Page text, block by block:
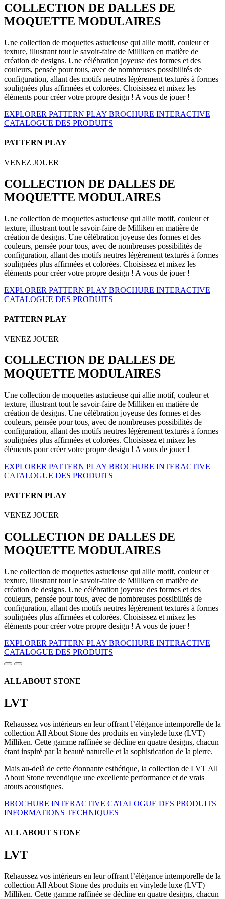
COLLECTION DE DALLES DE
MOQUETTE MODULAIRES
Une collection de moquettes astucieuse qui allie motif, couleur et
texture, illustrant tout le savoir-faire de Milliken en matière de
création de designs. Une célébration joyeuse des formes et des
couleurs, pensée pour tous, avec de nombreuses possibilités de
configuration, allant des motifs neutres légèrement texturés à formes
soulignées plus affirmées et colorées. Choisissez et mixez les
éléments pour créer votre propre design ! A vous de jouer !
EXPLORER PATTERN PLAY BROCHURE INTERACTIVE
CATALOGUE DES PRODUITS
PATTERN PLAY
VENEZ JOUER
COLLECTION DE DALLES DE
MOQUETTE MODULAIRES
Une collection de moquettes astucieuse qui allie motif, couleur et
texture, illustrant tout le savoir-faire de Milliken en matière de
création de designs. Une célébration joyeuse des formes et des
couleurs, pensée pour tous, avec de nombreuses possibilités de
configuration, allant des motifs neutres légèrement texturés à formes
soulignées plus affirmées et colorées. Choisissez et mixez les
éléments pour créer votre propre design ! A vous de jouer !
EXPLORER PATTERN PLAY BROCHURE INTERACTIVE
CATALOGUE DES PRODUITS
PATTERN PLAY
VENEZ JOUER
COLLECTION DE DALLES DE
MOQUETTE MODULAIRES
Une collection de moquettes astucieuse qui allie motif, couleur et
texture, illustrant tout le savoir-faire de Milliken en matière de
création de designs. Une célébration joyeuse des formes et des
couleurs, pensée pour tous, avec de nombreuses possibilités de
configuration, allant des motifs neutres légèrement texturés à formes
soulignées plus affirmées et colorées. Choisissez et mixez les
éléments pour créer votre propre design ! A vous de jouer !
EXPLORER PATTERN PLAY BROCHURE INTERACTIVE
CATALOGUE DES PRODUITS
PATTERN PLAY
VENEZ JOUER
COLLECTION DE DALLES DE
MOQUETTE MODULAIRES
Une collection de moquettes astucieuse qui allie motif, couleur et
texture, illustrant tout le savoir-faire de Milliken en matière de
création de designs. Une célébration joyeuse des formes et des
couleurs, pensée pour tous, avec de nombreuses possibilités de
configuration, allant des motifs neutres légèrement texturés à formes
soulignées plus affirmées et colorées. Choisissez et mixez les
éléments pour créer votre propre design ! A vous de jouer !
EXPLORER PATTERN PLAY BROCHURE INTERACTIVE
CATALOGUE DES PRODUITS
ALL ABOUT STONE
LVT
Rehaussez vos intérieurs en leur offrant l’élégance intemporelle de la
collection All About Stone des produits en vinylede luxe (LVT)
Milliken. Cette gamme raffinée se décline en quatre designs, chacun
étant inspiré par la beauté naturelle et la sophistication de la pierre.
Mais au-delà de cette étonnante esthétique, la collection de LVT All
About Stone revendique une excellente performance et de vrais
atouts acoustiques.
BROCHURE INTERACTIVE CATALOGUE DES PRODUITS
INFORMATIONS TECHNIQUES
ALL ABOUT STONE
LVT
Rehaussez vos intérieurs en leur offrant l’élégance intemporelle de la
collection All About Stone des produits en vinylede luxe (LVT)
Milliken. Cette gamme raffinée se décline en quatre designs, chacun